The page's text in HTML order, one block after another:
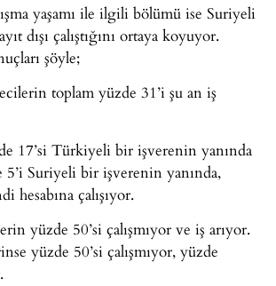
yaşamı ile ilgili bölümü ise Suriyeli
dışı çalıştığını ortaya koyuyor.
şöyle;
toplam yüzde 31’i şu an iş
17’si Türkiyeli bir işverenin yanında
5’i Suriyeli bir işverenin yanında,
hesabına çalışıyor.
yüzde 50’si çalışmıyor ve iş arıyor.
yüzde 50’si çalışmıyor, yüzde